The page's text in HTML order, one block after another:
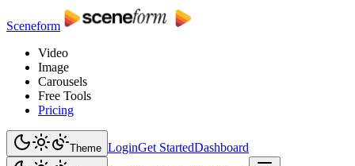
Sceneform
Video
Image
Carousels
Free Tools
Pricing
Theme LoginGet StartedDashboard